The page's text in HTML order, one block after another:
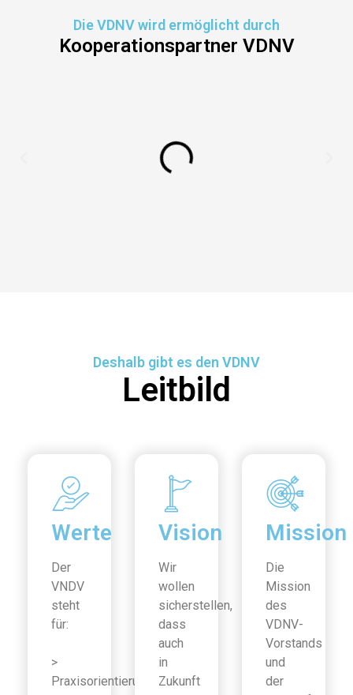
Die VDNV wird ermöglicht durch
Kooperationspartner VDNV
Deshalb gibt es den VDNV
Leitbild
Werte
Der
VNDV
steht
für:
>
Praxisorientierung
Vision
Wir
wollen
sicherstellen,
dass
auch
in
Zukunft
Mission
Die
Mission
des
VDNV-
Vorstands
und
der